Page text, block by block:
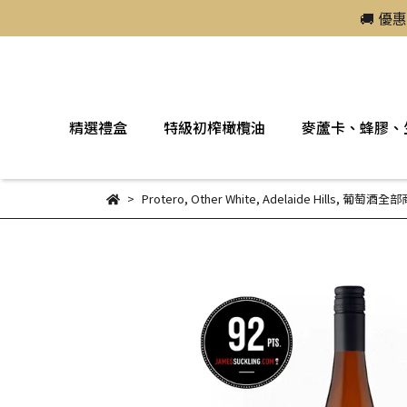
🚚 優
精選禮盒 特級初榨橄欖油 麥蘆卡、蜂膠
Protero, Other White, Adelaide Hills, 葡萄酒全部